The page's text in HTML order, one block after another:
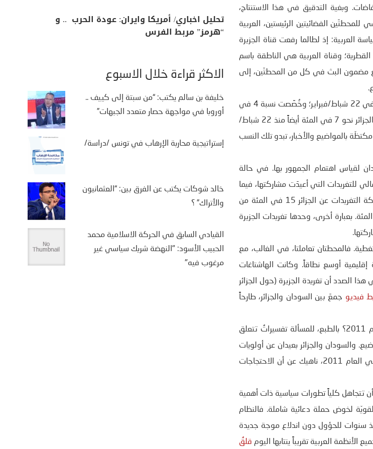
وبغية التدقيق في هذا الاستنتاج،
الأساسي للمحطتَين الفضائيتين الرئيستين، العربية
العربية: إذ لطالما رفعت قناة الجزيرة
وقناة العربية هي الناطقة باسم
مع مضمون البث في كل من المحطتَين، إلى
نحو 7 في المئة من تغريدات الجزيرة تمحورت حول الجزائر بعد اندلاع الاحتجاجات الأولى في 22 شباط/فبراير؛ وخُصِّصت نسبة 4 في
المئة للأحداث في السودان بعد بدء الاحتجاجات هناك. وبلغت نسبة تغريدات العربية عن الجزائر نحو 7 في المئة أيضاً منذ 22 شباط/
الأجندة الإخبارية مكتظّة بالمواضيع والأخبار، تبدو تلك النسب
لقياس اهتمام الجمهور بها. في حالة
للتغريدات التي أعيدَت مشاركتها، فيما
بلغت حصة السودان نحو ضعف المعدّل الإجمالي. وفي حالة العربية، نالت إعادة مشاركة التغريدات عن الجزائر 15 في المئة من
التي أُعيدت مشاركتها، في حين بلغت حصة السودان 30 في المئة. بعبارة أخرى، وحدها تغريدات الجزيرة
فالمحطتان تعاملتا، في الغالب، مع
إقليمية أوسع نطاقاً. وكانت الهاشتاغات
الصدد أن تغريدة الجزيرة (حول الجزائر
فيديو جمعَ بين السودان والجزائر، طارحاً
لماذا لاتتبنّى وسائل الإعلام العربية هاتَين الانتفاضتين مثلما فعلت خلال انتفاضات العام 2011؟ بالطبع، للمسألة تفسيراتٌ تتعلق
والسودان والجزائر بعيدان عن أولويات
معظم مشاهدي المحطات الفضائية العربية. إنما يمكن قول الشيء نفسه عن تونس في العام 2011، ناهيك عن أن الاحتجاجات
تتجاهل كلياً تطورات سياسية ذات أهمية
لخوض حملة دعائية شاملة. فالنظام
سنوات للحؤول دون اندلاع موجة جديدة
الأنظمة العربية تقريباً ينتابها اليوم قلقٌ
تحليل اخباري/ أمريكا وايران: عودة الحرب .. و
“هرمز” مربط الفرس
الأكثر قراءة خلال الأسبوع
خليفة بن سالم يكتب: “من سبتة إلى كييف ..
أوروبا في مواجهة حصار متعدد الجبهات”
إستراتيجية محاربة الإرهاب في تونس /دراسة/
خالد شوكات يكتب عن الفرق بين: “العثمانيون
والأتراك” ؟
القيادي السابق في الحركة الاسلامية محمد
الحبيب الأسود: "النهضة شريك سياسي غير
مرغوب فيه"